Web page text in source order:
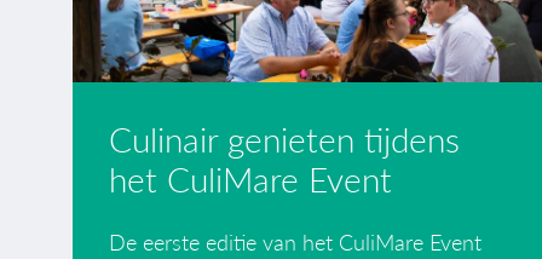
Culinair genieten tijdens
het CuliMare Event
De eerste editie van het CuliMare Event